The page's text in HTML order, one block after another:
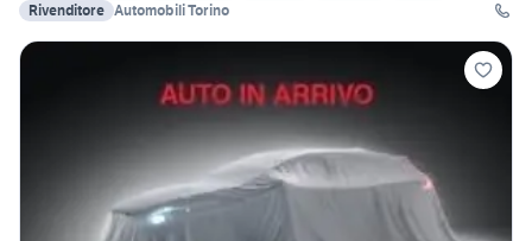
Rivenditore Automobili Torino